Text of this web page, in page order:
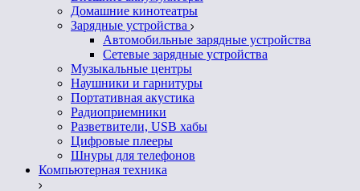
Домашние кинотеатры
Зарядные устройства
Автомобильные зарядные устройства
Сетевые зарядные устройства
Музыкальные центры
Наушники и гарнитуры
Портативная акустика
Радиоприемники
Разветвители, USB хабы
Цифровые плееры
Шнуры для телефонов
Компьютерная техника